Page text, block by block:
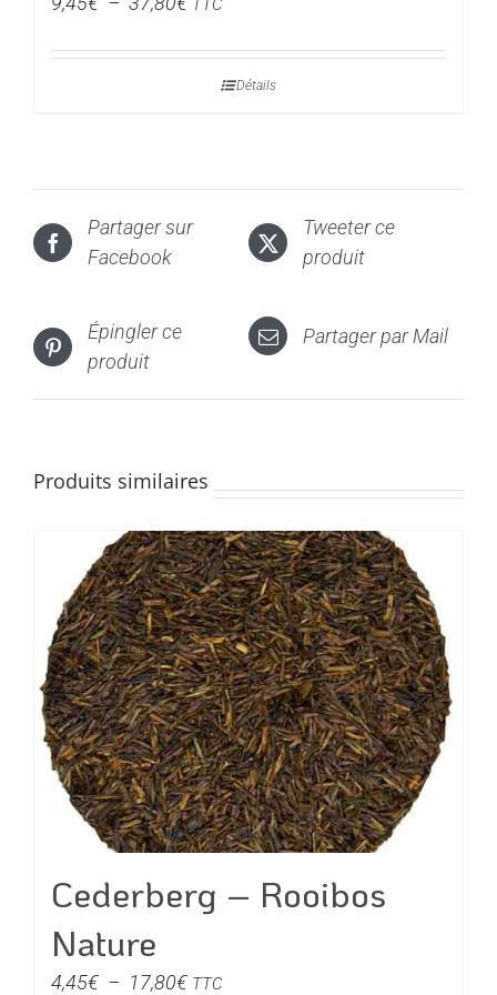
prix :
9,45€
TTC
Détails
Partager sur
Facebook
Tweeter ce
produit
Épingler ce
produit
Partager par Mail
Produits similaires
Cederberg – Rooibos
Nature
4,45€ – 17,80€Plage
TTC